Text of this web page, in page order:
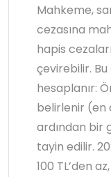
Mahkeme,
cezasına
hapis
çevirebilir. Bu
hesaplanır:
belirlenir (en
ardından bir
tayin edilir.
100 TL’den